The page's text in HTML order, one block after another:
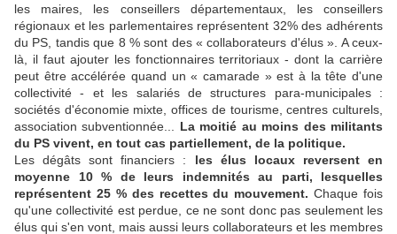
les maires, les conseillers départementaux, les conseillers
régionaux et les parlementaires représentent 32% des adhérents
du PS, tandis que 8 % sont des « collaborateurs d'élus ». A ceux-
là, il faut ajouter les fonctionnaires territoriaux - dont la carrière
peut être accélérée quand un « camarade » est à la tête d'une
collectivité - et les salariés de structures para-municipales :
sociétés d'économie mixte, offices de tourisme, centres culturels,
association subventionnée... La moitié au moins des militants
du PS vivent, en tout cas partiellement, de la politique.
Les dégâts sont financiers : les élus locaux reversent en
moyenne 10 % de leurs indemnités au parti, lesquelles
représentent 25 % des recettes du mouvement. Chaque fois
qu'une collectivité est perdue, ce ne sont donc pas seulement les
élus qui s'en vont, mais aussi leurs collaborateurs et les membres